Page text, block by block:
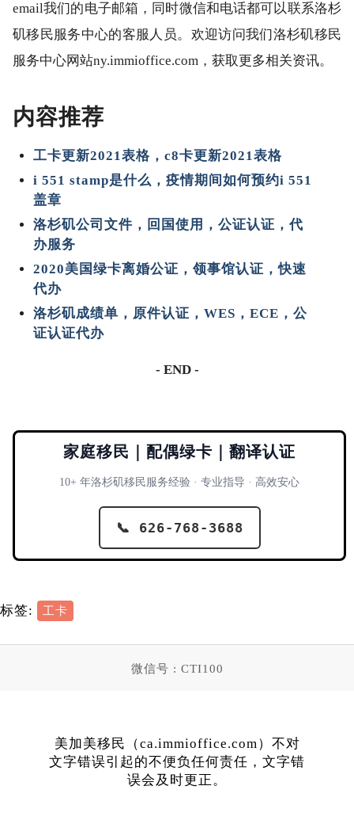
email我们的电子邮箱，同时微信和电话都可以联系洛杉
矶移民服务中心的客服人员。欢迎访问我们洛杉矶移民
服务中心网站ny.immioffice.com，获取更多相关资讯。
内容推荐
工卡更新2021表格，c8卡更新2021表格
i 551 stamp是什么，疫情期间如何预约i 551
盖章
洛杉矶公司文件，回国使用，公证认证，代
办服务
2020美国绿卡离婚公证，领事馆认证，快速
代办
洛杉矶成绩单，原件认证，WES，ECE，公
证认证代办
- END -
家庭移民｜配偶绿卡｜翻译认证
10+ 年洛杉矶移民服务经验 · 专业指导 · 高效安心
📞 626-768-3688
标签: 工卡
微信号 : CTI100
美加美移民（ca.immioffice.com）不对
文字错误引起的不便负任何责任，文字错
误会及时更正。